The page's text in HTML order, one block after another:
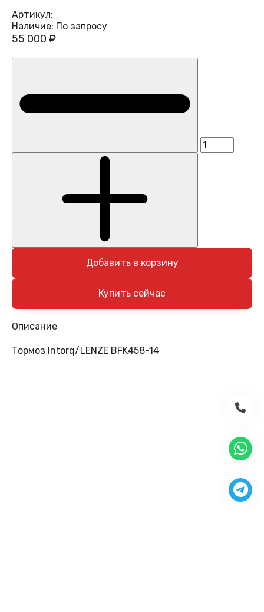
Артикул:
Наличие: По запросу
55 000 ₽
Добавить в корзину
Описание
Тормоз Intorq/LENZE BFK458-14